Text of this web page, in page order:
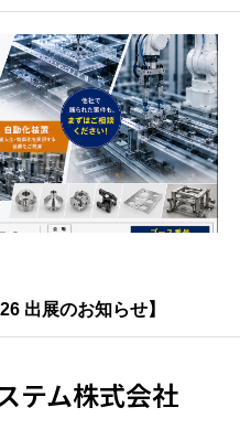
出展のお知らせ】
テム株式会社